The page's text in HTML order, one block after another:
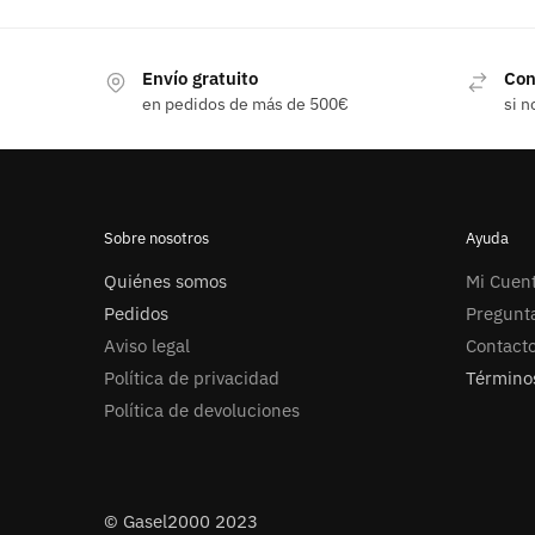
Envío gratuito
en pedidos de más de 500€ si
Sobre nosotros
Quiénes somos
Pedidos
Aviso legal
Política de privacidad
Política de devoluciones
Ayuda
Mi
© Gasel2000 2023